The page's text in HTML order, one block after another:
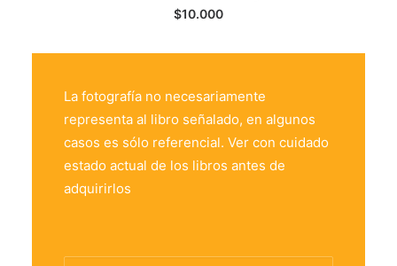
$10.000
La fotografía no necesariamente
representa al libro señalado, en algunos
casos es sólo referencial. Ver con cuidado
estado actual de los libros antes de
adquirirlos